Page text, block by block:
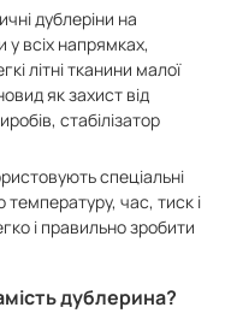
дублеріни на
у всіх напрямках,
літні тканини малої
як захист від
стабілізатор
спеціальні
час, тиск і
і правильно зробити
дублерина?